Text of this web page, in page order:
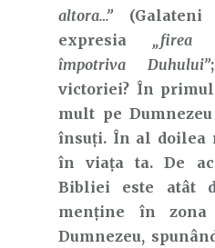
altora…” (Galateni
expresia „firea
împotriva Duhului”
victoriei? În
mult pe
însuți. În al doilea
în viața ta. De
Bibliei este atât
menține în
Dumnezeu,